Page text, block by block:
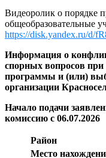
Видеоролик о порядке
общеобразовательные
https://disk.yandex.ru/d/
Информация о
спорных вопросов при
программы и (или)
организации
Начало подачи
комиссию с 06.07.2026
Район
Место